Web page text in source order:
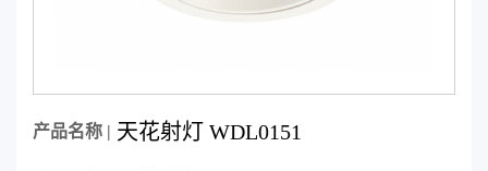
产品名称 | 天花射灯 WDL0151